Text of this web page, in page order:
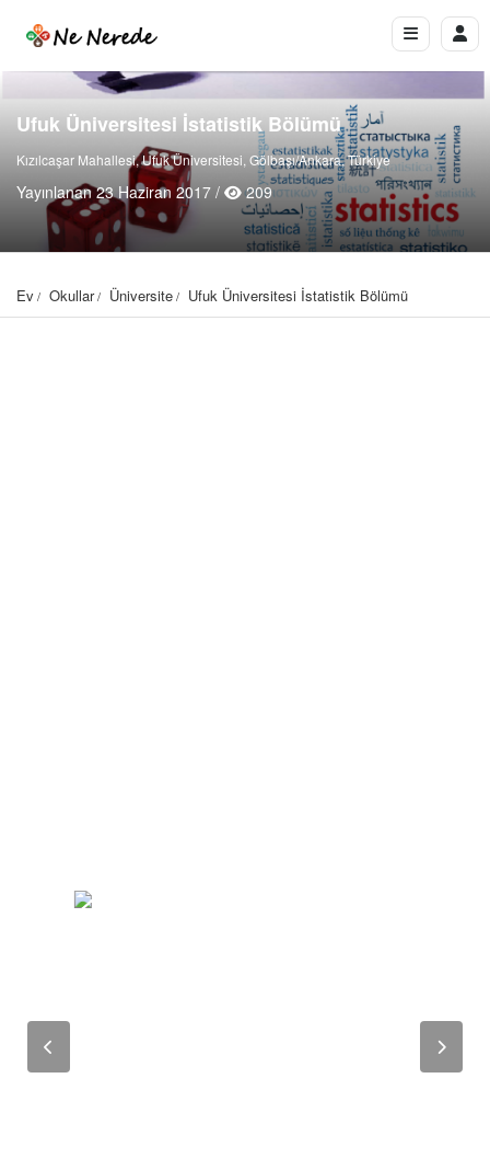
Ufuk Üniversitesi İstatistik Bölümü
Kızılcaşar Mahallesi, Ufuk Üniversitesi, Gölbaşı/Ankara, Türkiye
Yayınlanan 23 Haziran 2017 / 209
Ev Okullar Üniversite Ufuk Üniversitesi İstatistik Bölümü